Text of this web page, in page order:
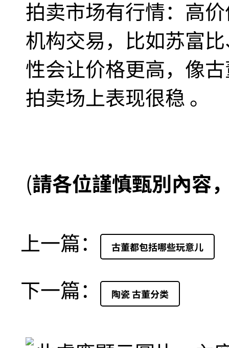
拍卖市场有行情‌：高
机构交易，比如苏富
性‌会让价格更高，像
拍卖场上表现很稳 。‌‌‌
(請各位謹慎甄別內容
上一篇： 古董都包括哪些玩意儿
下一篇： 陶瓷 古董分类